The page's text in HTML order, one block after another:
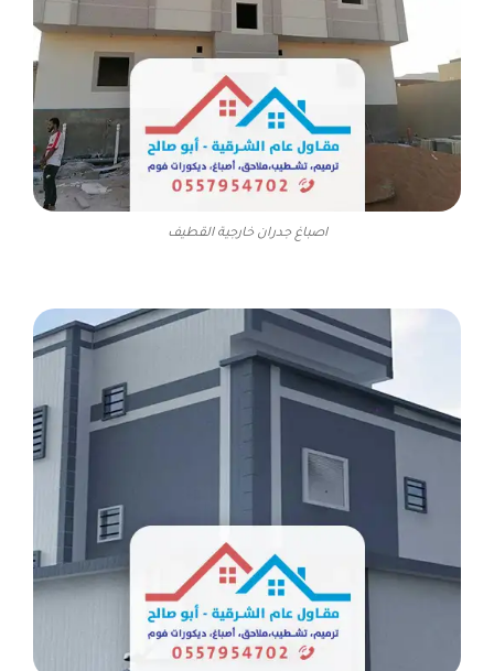
اصباغ جدران خارجية القطيف